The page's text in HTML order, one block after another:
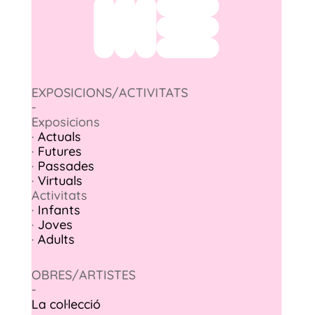
EXPOSICIONS/ACTIVITATS
-
Exposicions
· Actuals
· Futures
· Passades
· Virtuals
Activitats
· Infants
· Joves
· Adults
OBRES/ARTISTES
-
La col·lecció